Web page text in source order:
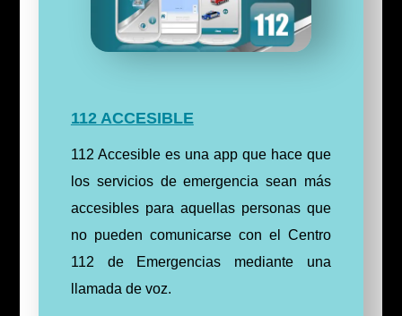
112 ACCESIBLE
112 Accesible es una app que hace que
los servicios de emergencia sean más
accesibles para aquellas personas que
no pueden comunicarse con el Centro
112 de Emergencias mediante una
llamada de voz.